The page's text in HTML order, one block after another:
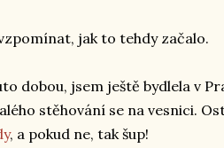
jak to tehdy začalo.
dobou, jsem ještě bydlela v
stěhování se na vesnici.
, a pokud ne, tak šup!